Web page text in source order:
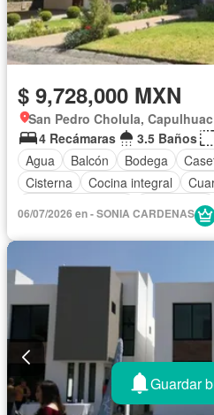
$ 9,728,000 MXN
San Pedro Cholula, Capulhuac
4 Recámaras
3.5 Baños
Agua
Balcón Bodega
Cisterna
Cocina integral
Electricidad
Despacho
06/07/2026 en - SONIA CARDENAS
Guardar